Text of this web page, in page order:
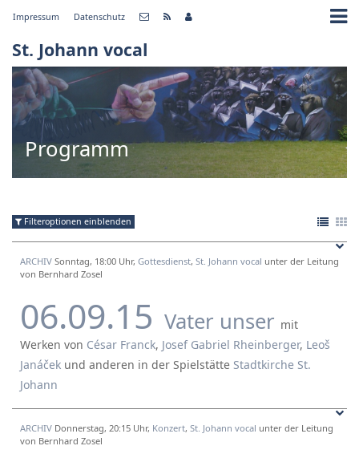
Impressum Datenschutz
St. Johann vocal
Programm
Filteroptionen einblenden
ARCHIV Sonntag, 18:00 Uhr, Gottesdienst, St. Johann vocal unter der Leitung
von Bernhard Zosel
06.09.15 Vater unser mit
Werken von César Franck, Josef Gabriel Rheinberger, Leoš
Janáček und anderen in der Spielstätte Stadtkirche St.
Johann
ARCHIV Donnerstag, 20:15 Uhr, Konzert, St. Johann vocal unter der Leitung
von Bernhard Zosel